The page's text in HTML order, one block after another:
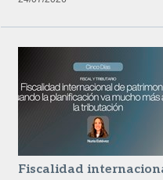
Fiscalidad